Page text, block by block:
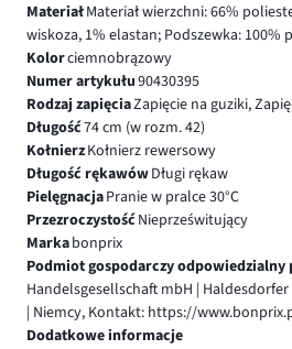
MateriałMateriał wierzchni: 66%
wiskoza, 1% elastan; Podszewka: 100%
Kolorciemnobrązowy
Numer artykułu90430395
Rodzaj zapięciaZapięcie na guziki,
Długość74 cm (w rozm. 42)
KołnierzKołnierz rewersowy
Długość rękawówDługi rękaw
PielęgnacjaPranie w pralce 30°C
PrzezroczystośćNieprześwitujący
Markabonprix
Podmiot gospodarczy odpowiedzialny
Handelsgesellschaft mbH |
| Niemcy, Kontakt: https://
Dodatkowe informacje